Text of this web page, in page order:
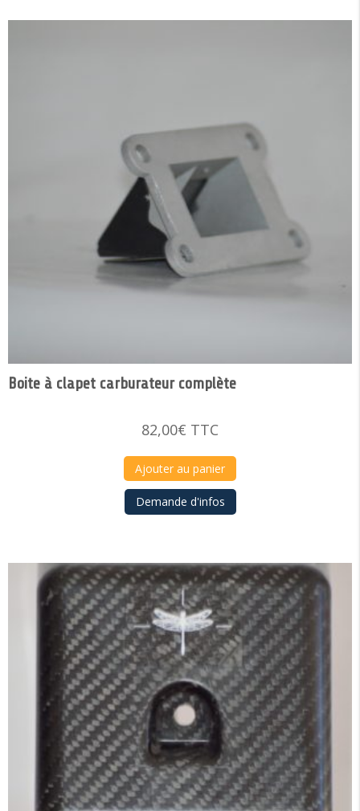
Boite à clapet carburateur complète
82,00€ TTC
Ajouter au panier
Demande d'infos